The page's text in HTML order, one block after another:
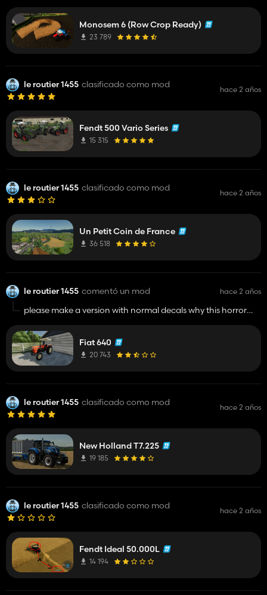
Monosem 6 (Row Crop Ready)
23 789
le routier 1455 clasificado como mod hace 2 años
Fendt 500 Vario Series
15 315
le routier 1455 clasificado como mod hace 2 años
Un Petit Coin de France
36 518
le routier 1455 comentó un mod hace 2 años
please make a version with normal decals why this horror
looks great
Fiat 640
20 743
le routier 1455 clasificado como mod hace 2 años
New Holland T7.225
19 185
le routier 1455 clasificado como mod hace 2 años
Fendt Ideal 50.000L
14 194